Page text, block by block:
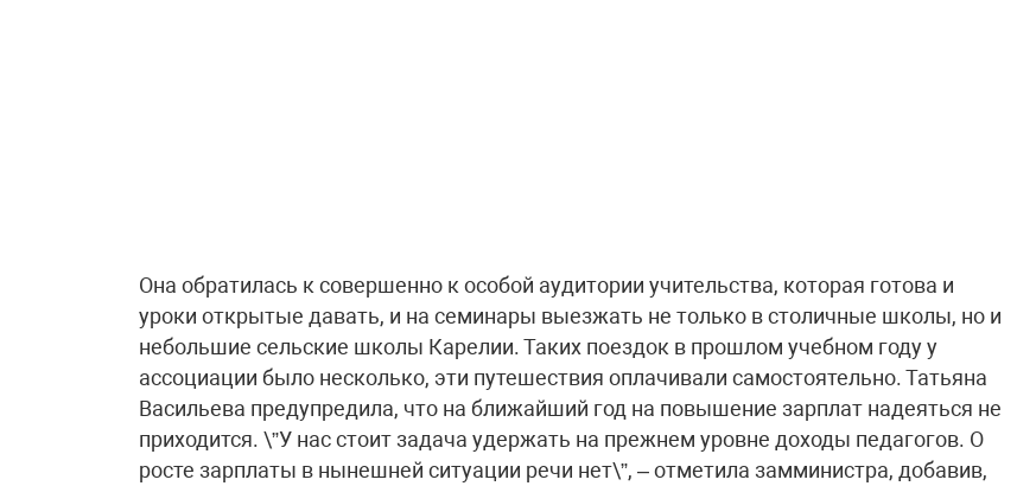
Она обратилась к совершенно к особой аудитории учительства, которая готова и
уроки открытые давать, и на семинары выезжать не только в столичные школы, но и
небольшие сельские школы Карелии. Таких поездок в прошлом учебном году у
ассоциации было несколько, эти путешествия оплачивали самостоятельно. Татьяна
Васильева предупредила, что на ближайший год на повышение зарплат надеяться не
приходится. \”У нас стоит задача удержать на прежнем уровне доходы педагогов. О
росте зарплаты в нынешней ситуации речи нет\”, – отметила замминистра, добавив,